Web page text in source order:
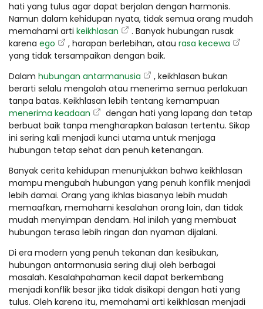
hati yang tulus agar dapat berjalan dengan harmonis.
Namun dalam kehidupan nyata, tidak semua orang mudah
memahami arti keikhlasan
. Banyak hubungan rusak
karena ego , harapan berlebihan, atau rasa kecewa
yang tidak tersampaikan dengan baik.
Dalam hubungan antarmanusia
, keikhlasan bukan
berarti selalu mengalah atau menerima semua perlakuan
tanpa batas. Keikhlasan lebih tentang kemampuan
menerima keadaan
dengan hati yang lapang dan tetap
berbuat baik tanpa mengharapkan balasan tertentu. Sikap
ini sering kali menjadi kunci utama untuk menjaga
hubungan tetap sehat dan penuh ketenangan.
Banyak cerita kehidupan menunjukkan bahwa keikhlasan
mampu mengubah hubungan yang penuh konflik menjadi
lebih damai. Orang yang ikhlas biasanya lebih mudah
memaafkan, memahami kesalahan orang lain, dan tidak
mudah menyimpan dendam. Hal inilah yang membuat
hubungan terasa lebih ringan dan nyaman dijalani.
Di era modern yang penuh tekanan dan kesibukan,
hubungan antarmanusia sering diuji oleh berbagai
masalah. Kesalahpahaman kecil dapat berkembang
menjadi konflik besar jika tidak disikapi dengan hati yang
tulus. Oleh karena itu, memahami arti keikhlasan menjadi